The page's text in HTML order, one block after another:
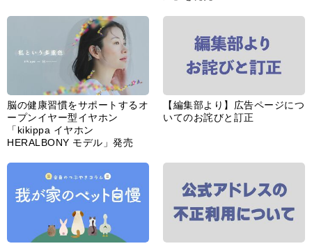
脳の健康習慣をサポートするオ
ープンイヤー型イヤホン
「kikippa イヤホン
HERALBONY モデル」発売
【編集部より】広告ページにつ
いてのお詫びと訂正